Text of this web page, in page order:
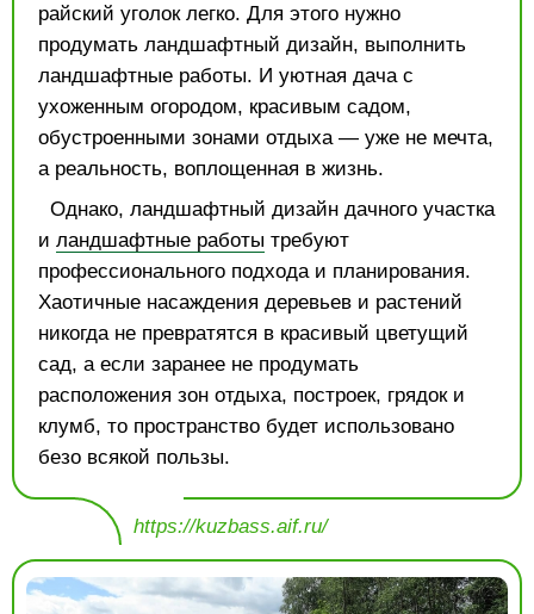
райский уголок легко. Для этого нужно
продумать ландшафтный дизайн, выполнить
ландшафтные работы. И уютная дача с
ухоженным огородом, красивым садом,
обустроенными зонами отдыха — уже не мечта,
а реальность, воплощенная в жизнь.
Однако, ландшафтный дизайн дачного участка
и ландшафтные работы требуют
профессионального подхода и планирования.
Хаотичные насаждения деревьев и растений
никогда не превратятся в красивый цветущий
сад, а если заранее не продумать
расположения зон отдыха, построек, грядок и
клумб, то пространство будет использовано
безо всякой пользы.
https://kuzbass.aif.ru/